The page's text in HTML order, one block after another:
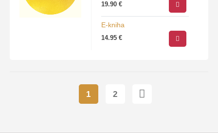
príbehy z posledných
momentov života jej pacientov,
príbehy o radosti, múdrosti a…
19.90€
E-kniha
14.95€
1 2